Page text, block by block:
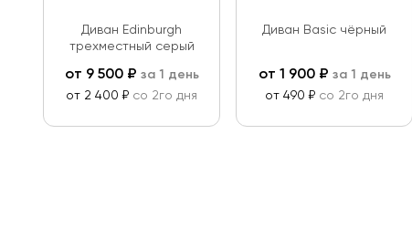
Диван Edinburgh
трехместный серый
от 9 500₽ за 1 день
от 2 400 ₽ со 2го дня
Диван Basic чёрный
от 1 900₽ за 1 день
от 490 ₽ со 2го дня